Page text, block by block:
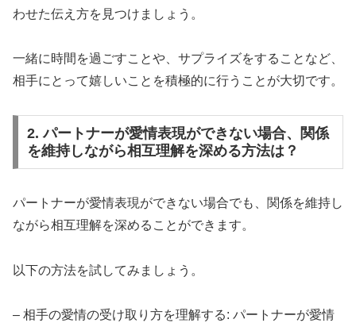
わせた伝え方を見つけましょう。
一緒に時間を過ごすことや、サプライズをすることなど、
相手にとって嬉しいことを積極的に行うことが大切です。
2. パートナーが愛情表現ができない場合、関係
を維持しながら相互理解を深める方法は？
パートナーが愛情表現ができない場合でも、関係を維持し
ながら相互理解を深めることができます。
以下の方法を試してみましょう。
– 相手の愛情の受け取り方を理解する: パートナーが愛情